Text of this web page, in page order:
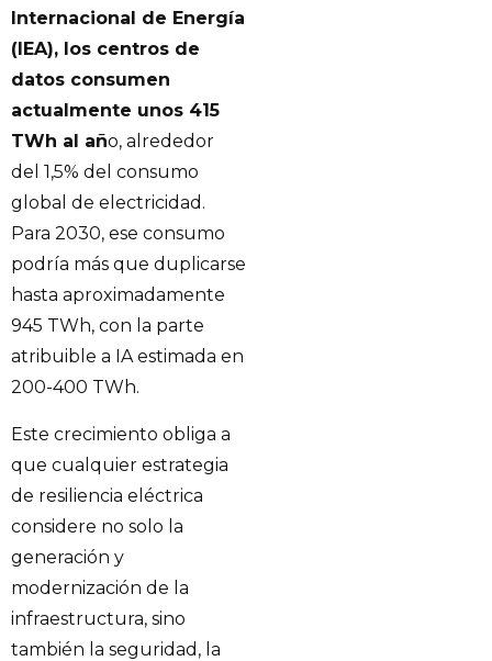
Internacional de Energía
(IEA), los centros de
datos consumen
actualmente unos 415
TWh al año, alrededor
del 1,5% del consumo
global de electricidad.
Para 2030, ese consumo
podría más que duplicarse
hasta aproximadamente
945 TWh, con la parte
atribuible a IA estimada en
200-400 TWh.
Este crecimiento obliga a
que cualquier estrategia
de resiliencia eléctrica
considere no solo la
generación y
modernización de la
infraestructura, sino
también la seguridad, la